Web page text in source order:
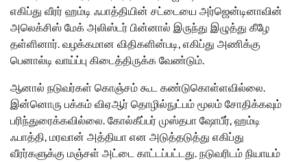
எகிப்து வீரர் ஹம்டி ஃபாத்தியின் சட்டையை அர்ஜென்டினாவின்
அலெக்சிஸ் மேக் அலிஸ்டர் பின்னால் இருந்து இழுத்து கீழே
தள்ளினார். வழக்கமான விதிகளின்படி, எகிப்து அணிக்கு
பெனால்டி வாய்ப்பு கிடைத்திருக்க வேண்டும்.
ஆனால் நடுவர்கள் கொஞ்சம் கூட கண்டுகொள்ளவில்லை.
இன்னொரு பக்கம் விஏஆர் தொழில்நுட்பம் மூலம் சோதிக்கவும்
பரிந்துரைக்கவில்லை. கோல்கீப்பர் முஸ்தபா ஷோபீர், ஹம்டி
ஃபாத்தி, மரவான் அத்தியா என அடுத்தடுத்து எகிப்து
வீரர்களுக்கு மஞ்சள் அட்டை காட்டப்பட்டது. நடுவரிடம் நியாயம்